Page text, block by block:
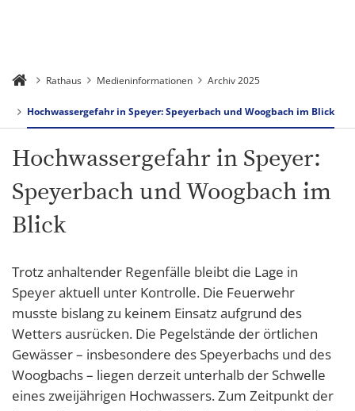
Rathaus Medieninformationen Archiv 2025
Hochwassergefahr in Speyer: Speyerbach und Woogbach im Blick
Hochwassergefahr in Speyer:
Speyerbach und Woogbach im
Blick
Trotz anhaltender Regenfälle bleibt die Lage in
Speyer aktuell unter Kontrolle. Die Feuerwehr
musste bislang zu keinem Einsatz aufgrund des
Wetters ausrücken. Die Pegelstände der örtlichen
Gewässer – insbesondere des Speyerbachs und des
Woogbachs – liegen derzeit unterhalb der Schwelle
eines zweijährigen Hochwassers. Zum Zeitpunkt der